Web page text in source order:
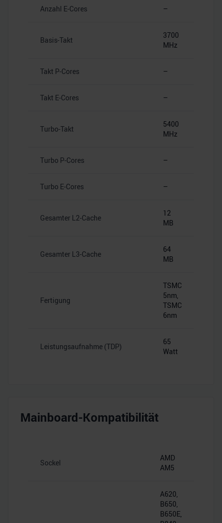
Anzahl E-Cores –
Basis-Takt
3700
MHz
Takt P-Cores –
Takt E-Cores –
Turbo-Takt
5400
MHz
Turbo P-Cores –
Turbo E-Cores –
Gesamter L2-Cache
12
MB
Gesamter L3-Cache
64
MB
Fertigung
TSMC
5nm,
TSMC
6nm
Leistungsaufnahme (TDP)
65
Watt
Mainboard-Kompatibilität
Sockel
AMD
AM5
A620,
B650,
B650E,